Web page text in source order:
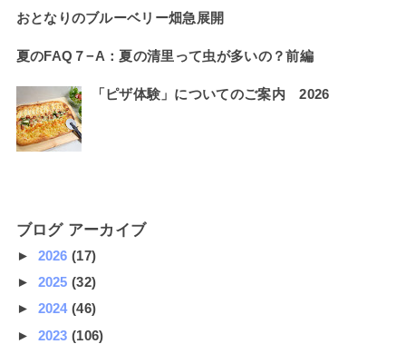
おとなりのブルーベリー畑急展開
夏のFAQ７−A：夏の清里って虫が多いの？前編
「ピザ体験」についてのご案内 2026
ブログ アーカイブ
► 2026(17)
► 2025(32)
► 2024(46)
► 2023(106)